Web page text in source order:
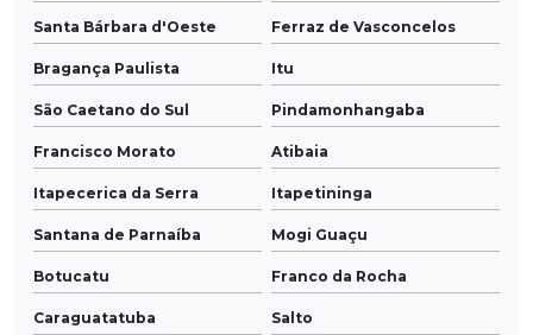
Santa Bárbara d'Oeste Ferraz de Vasconcelos
Bragança Paulista Itu
São Caetano do Sul Pindamonhangaba
Francisco Morato Atibaia
Itapecerica da Serra Itapetininga
Santana de Parnaíba Mogi Guaçu
Botucatu Franco da Rocha
Caraguatatuba Salto